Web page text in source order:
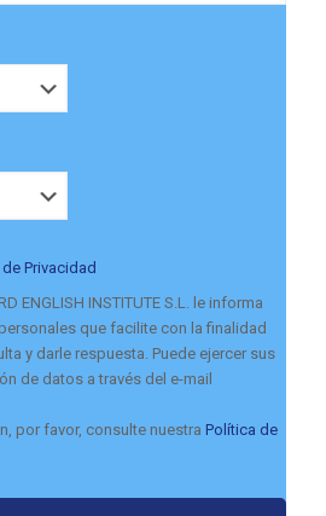
Privacidad
ENGLISH INSTITUTE S.L. le informa
que facilite con la finalidad
y darle respuesta. Puede ejercer sus
de datos a través del e-mail
por favor, consulte nuestra Política de